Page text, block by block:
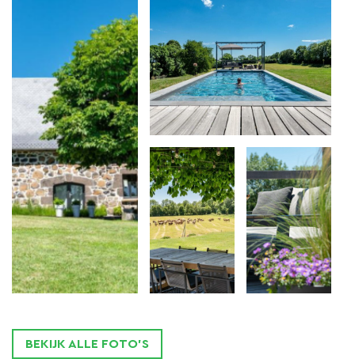
In de mooie gîte heb je je eigen zit- en eethoek.
Voor wie wil is er ook een gezellige
gemeenschappelijke woonkamermet een fraaie
open haard en comfortabele bank. Hier kan je
lekker een boekje lezen, een borreltje drinken en
elkaar ontmoeten.
Onze kamers, gîte en gemeenschappelijke ruimte
zijn prachtig, en onzegastvrijheid ongeëvenaard…
Voorfietsersenwandelaarszijn we dé bestemming
om te genieten van de omgeving. Wandelen,
middeleeuwse plaatsjes verkennen. In de zomer zijn
er veel vide greniers/brocantes plaats, lokale feesten
BEKIJK ALLE FOTO'S